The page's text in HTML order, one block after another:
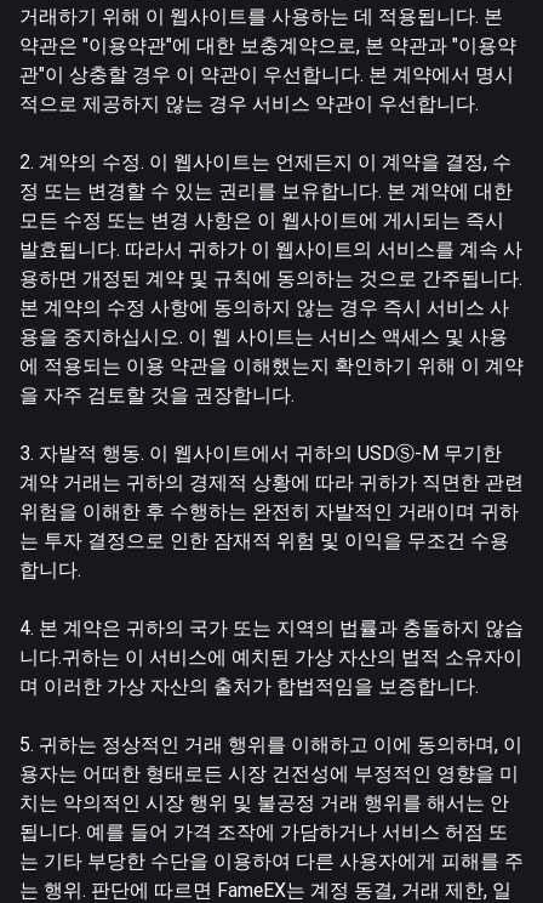
거래하기 위해 이 웹사이트를 사용하는 데 적용됩니다. 본
약관은 "이용약관"에 대한 보충계약으로, 본 약관과 "이용약
관"이 상충할 경우 이 약관이 우선합니다. 본 계약에서 명시
적으로 제공하지 않는 경우 서비스 약관이 우선합니다.
2. 계약의 수정. 이 웹사이트는 언제든지 이 계약을 결정, 수
정 또는 변경할 수 있는 권리를 보유합니다. 본 계약에 대한
모든 수정 또는 변경 사항은 이 웹사이트에 게시되는 즉시
발효됩니다. 따라서 귀하가 이 웹사이트의 서비스를 계속 사
용하면 개정된 계약 및 규칙에 동의하는 것으로 간주됩니다.
본 계약의 수정 사항에 동의하지 않는 경우 즉시 서비스 사
용을 중지하십시오. 이 웹 사이트는 서비스 액세스 및 사용
에 적용되는 이용 약관을 이해했는지 확인하기 위해 이 계약
을 자주 검토할 것을 권장합니다.
3. 자발적 행동. 이 웹사이트에서 귀하의 USDⓈ-M 무기한
계약 거래는 귀하의 경제적 상황에 따라 귀하가 직면한 관련
위험을 이해한 후 수행하는 완전히 자발적인 거래이며 귀하
는 투자 결정으로 인한 잠재적 위험 및 이익을 무조건 수용
합니다.
4. 본 계약은 귀하의 국가 또는 지역의 법률과 충돌하지 않습
니다.귀하는 이 서비스에 예치된 가상 자산의 법적 소유자이
며 이러한 가상 자산의 출처가 합법적임을 보증합니다.
5. 귀하는 정상적인 거래 행위를 이해하고 이에 동의하며, 이
용자는 어떠한 형태로든 시장 건전성에 부정적인 영향을 미
치는 악의적인 시장 행위 및 불공정 거래 행위를 해서는 안
됩니다. 예를 들어 가격 조작에 가담하거나 서비스 허점 또
는 기타 부당한 수단을 이용하여 다른 사용자에게 피해를 주
는 행위. 판단에 따르면 FameEX는 계정 동결, 거래 제한, 일